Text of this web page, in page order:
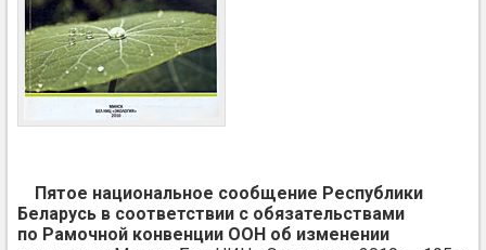
Пятое национальное сообщение Республики
Беларусь в соответствии с обязательствами
по Рамочной конвенции ООН об изменении